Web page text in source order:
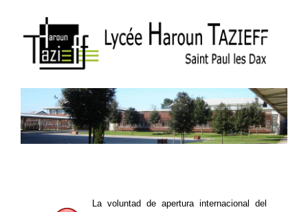
La voluntad de apertura internacional del